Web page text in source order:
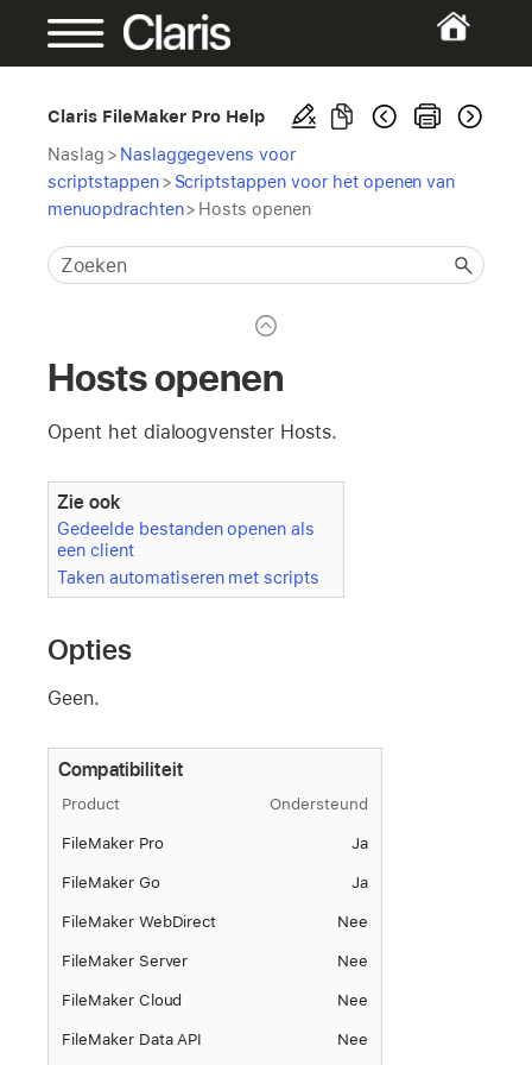
Claris FileMaker Pro Help
Naslag > Naslaggegevens voor
scriptstappen > Scriptstappen voor het openen van
menuopdrachten> Hosts openen
Hosts openen
Opent het dialoogvenster Hosts.
Zie ook
Gedeelde bestanden openen als
een client
Taken automatiseren met scripts
Opties
Geen.
Compatibiliteit
Product Ondersteund
FileMaker Pro Ja
FileMaker Go Ja
FileMaker WebDirect Nee
FileMaker Server Nee
FileMaker Cloud Nee
FileMaker Data API Nee